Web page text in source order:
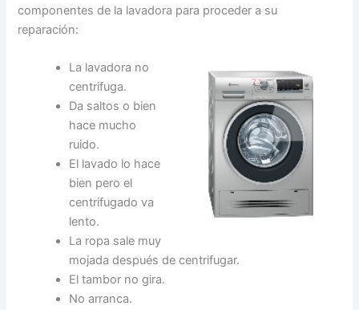
componentes de la lavadora para proceder a su
reparación:
La lavadora no
centrifuga.
Da saltos o bien
hace mucho
ruido.
El lavado lo hace
bien pero el
centrifugado va
lento.
La ropa sale muy
mojada después de centrifugar.
El tambor no gira.
No arranca.